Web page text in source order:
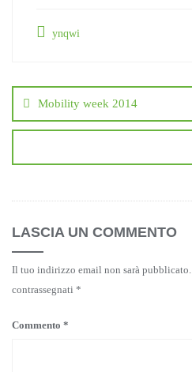
ynqwi
articoli
Mobility week 2014
LASCIA UN COMMENTO
Il tuo indirizzo email non sarà pubblicato.
contrassegnati *
Commento *